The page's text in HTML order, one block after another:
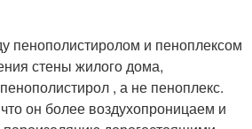
пенополистиролом и пеноплексом
стены жилого дома,
, а не пеноплекс.
он более воздухопроницаем и